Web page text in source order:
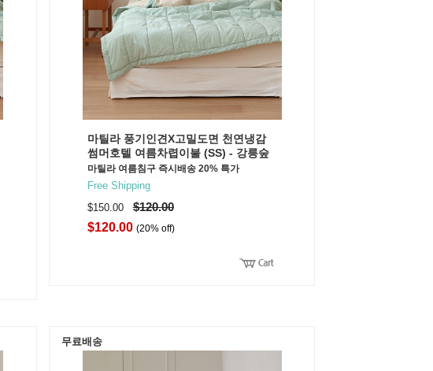
마틸라 풍기인견X고밀도면 천연냉감
썸머호텔 여름차렵이불 (SS) - 강릉숲
마틸라 여름침구 즉시배송 20% 특가
Free Shipping
$150.00$120.00
$120.00 (20% off)
무료배송